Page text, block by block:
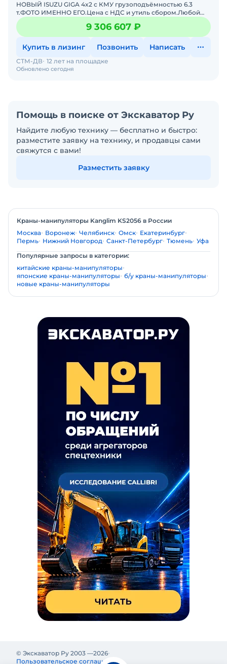
НОВЫЙ ISUZU GIGA 4x2 с КМУ грузоподъёмностью 6.3
т.ФОТО ИМЕННО ЕГО.Цена с НДС и утиль сбором.Любой
лизинг.Доставка в регионы.• Модель КМУ: XCMG
SQS157&bull
9 306 607 ₽
Купить в лизинг Позвонить Написать
Обновлено сегодня
СТМ-ДВ 12 лет на площадке
Помощь в поиске от Экскаватор Ру
Найдите любую технику — бесплатно и быстро:
разместите заявку на технику, и продавцы сами
свяжутся с вами!
Разместить заявку
Краны-манипуляторы Kanglim KS2056 в России
Москва Воронеж Челябинск Омск Екатеринбург
Пермь Нижний Новгород Санкт-Петербург Тюмень Уфа
Популярные запросы в категории:
китайские краны-манипуляторы
японские краны-манипуляторы б/у краны-манипуляторы
новые краны-манипуляторы
© Экскаватор Ру 2003 —2026
Пользовательское соглашение